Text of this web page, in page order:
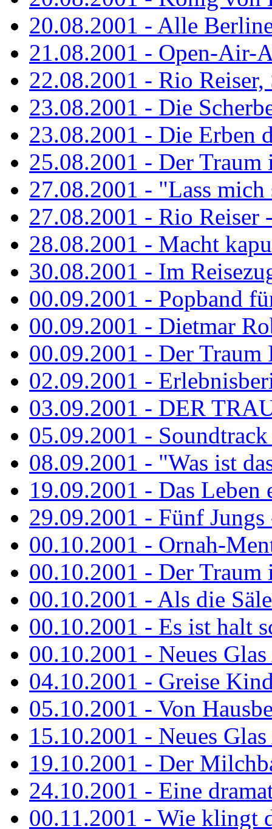
20.08.2001 - Alle
21.08.2001 - Open-Air-
22.08.2001 - Rio
23.08.2001 - Die
23.08.2001 - Die Erben
25.08.2001 - Der Traum
27.08.2001 - "Lass
27.08.2001 - Rio Reiser
28.08.2001 - Macht
30.08.2001 - Im
00.09.2001 - Popband
00.09.2001 - Dietmar
00.09.2001 - Der Traum
02.09.2001 -
03.09.2001 - DER
05.09.2001 -
08.09.2001 - "Was ist
19.09.2001 - Das Leben
29.09.2001 - Fünf
00.10.2001 - Ornah-
00.10.2001 - Der Traum
00.10.2001 - Als die
00.10.2001 - Es ist halt
00.10.2001 - Neues
04.10.2001 - Greise
05.10.2001 - Von
15.10.2001 - Neues
19.10.2001 - Der
24.10.2001 - Eine
00.11.2001 - Wie klingt